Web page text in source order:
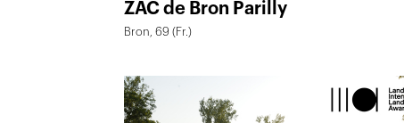
ZAC de Bron Parilly
Bron, 69 (Fr.)